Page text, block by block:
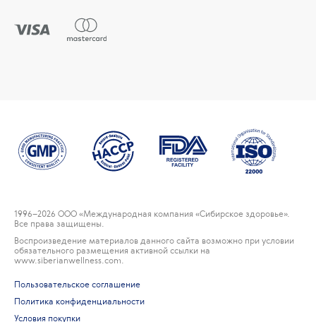
1996–2026 ООО «Международная компания «Сибирское здоровье».
Все права защищены.
Воспроизведение материалов данного сайта возможно при условии
обязательного размещения активной ссылки на
www.siberianwellness.com.
Пользовательское соглашение
Политика конфиденциальности
Условия покупки